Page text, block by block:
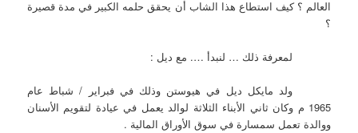
العالم ؟ كيف استطاع هذا الشاب أن يحقق حلمه الكبير في مدة قصيرة
؟
لمعرفة ذلك … لنبدأ …. مع ديل :
ولد مايكل ديل في هيوستن وذلك في فبراير / شباط عام
1965 م وكان ثاني الأبناء الثلاثة لوالد يعمل في عيادة لتقويم الأسنان
ووالدة تعمل سمسارة في سوق الأوراق المالية .